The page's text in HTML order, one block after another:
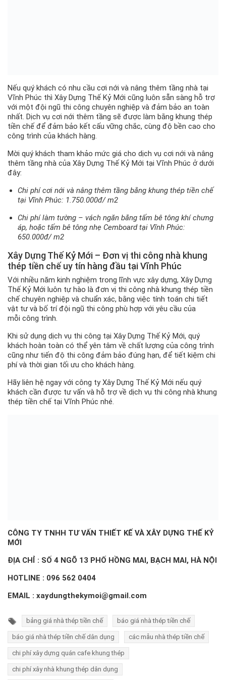
Nếu quý khách có nhu cầu cơi nới và nâng thêm tầng nhà tại
Vĩnh Phúc thì Xây Dựng Thế Kỷ Mới cũng luôn sẵn sàng hỗ trợ
với một đội ngũ thi công chuyên nghiệp và đảm bảo an toàn
nhất. Dịch vụ cơi nới thêm tầng sẽ được làm bằng khung thép
tiền chế để đảm bảo kết cấu vững chắc, cùng độ bền cao cho
công trình của khách hàng.
Mời quý khách tham khảo mức giá cho dịch vụ cơi nới và nâng
thêm tầng nhà của Xây Dựng Thế Kỷ Mới tại Vĩnh Phúc ở dưới
đây:
Chi phí cơi nới và nâng thêm tầng bằng khung thép tiền chế
tại Vĩnh Phúc: 1.750.000đ/ m2
Chi phí làm tường – vách ngăn bằng tấm bê tông khí chưng
áp, hoặc tấm bê tông nhẹ Cemboard tại Vĩnh Phúc:
650.000đ/ m2
Xây Dựng Thế Kỷ Mới – Đơn vị thi công nhà khung
thép tiền chế uy tín hàng đầu tại Vĩnh Phúc
Với nhiều năm kinh nghiệm trong lĩnh vực xây dựng, Xây Dựng
Thế Kỷ Mới luôn tự hào là đơn vị thi công nhà khung thép tiền
chế chuyên nghiệp và chuẩn xác, bằng việc tính toán chi tiết
vật tư và bố trí đội ngũ thi công phù hợp với yêu cầu của
mỗi công trình.
Khi sử dụng dịch vụ thi công tại Xây Dựng Thế Kỷ Mới, quý
khách hoàn toàn có thể yên tâm về chất lượng của công trình
cũng như tiến độ thi công đảm bảo đúng hạn, để tiết kiệm chi
phí và thời gian tối ưu cho khách hàng.
Hãy liên hệ ngay với công ty Xây Dựng Thế Kỷ Mới nếu quý
khách cần được tư vấn và hỗ trợ về dịch vụ thi công nhà khung
thép tiền chế tại Vĩnh Phúc nhé.
CÔNG TY TNHH TƯ VẤN THIẾT KẾ VÀ XÂY DỰNG THẾ KỶ
MỚI
ĐỊA CHỈ : SỐ 4 NGÕ 13 PHỐ HỒNG MAI, BẠCH MAI, HÀ NỘI
HOTLINE : 096 562 0404
EMAIL : xaydungthekymoi@gmail.com
bảng giá nhà thép tiền chế báo giá nhà thép tiền chế
báo giá nhà thép tiền chế dân dụng các mẫu nhà thép tiền chế
chi phí xây dựng quán cafe khung thép
chi phí xây nhà khung thép dân dụng